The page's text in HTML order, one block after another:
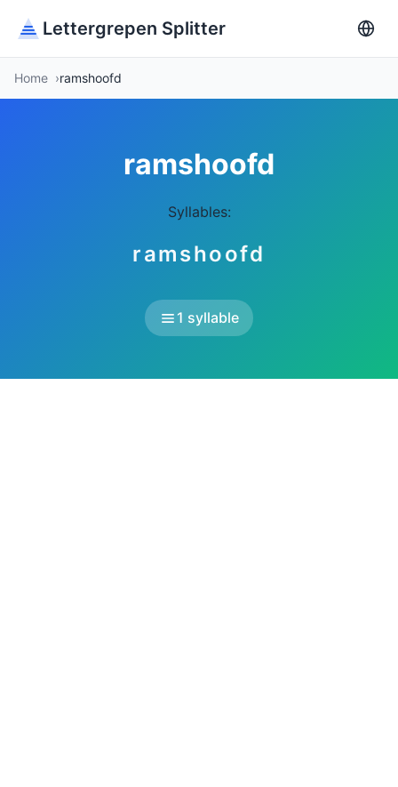
Lettergrepen Splitter
Home ramshoofd
ramshoofd
Syllables:
ramshoofd
1 syllable